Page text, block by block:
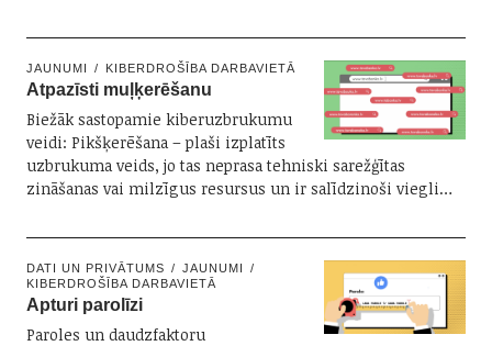
JAUNUMI KIBERDROŠĪBA DARBAVIETĀ
Atpazīsti muļķerēšanu
Biežāk sastopamie kiberuzbrukumu
veidi: Pikšķerēšana – plaši izplatīts
uzbrukuma veids, jo tas neprasa tehniski sarežģītas
zināšanas vai milzīgus resursus un ir salīdzinoši viegli…
DATI UN PRIVĀTUMS
JAUNUMI
KIBERDROŠĪBA DARBAVIETĀ
Apturi parolīzi
Paroles un daudzfaktoru